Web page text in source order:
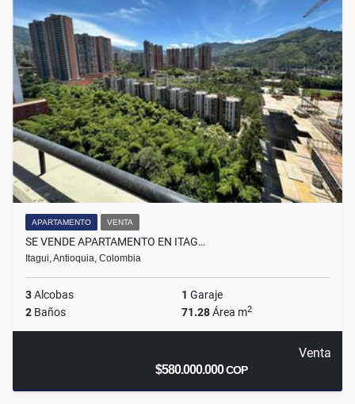
APARTAMENTO VENTA
SE VENDE APARTAMENTO EN ITAG…
Itagui, Antioquia, Colombia
3Alcobas 1 Garaje
2 Baños 71.28Área m2
Venta
$580.000.000COP